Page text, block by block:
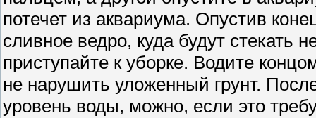
потечет из аквариума. Опустив
сливное ведро, куда будут стекать
приступайте к уборке. Водите
не нарушить уложенный грунт.
уровень воды, можно, если это